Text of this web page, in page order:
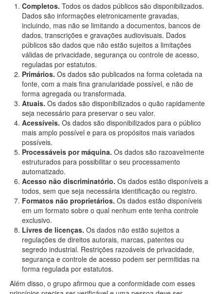
Completos. Todos os dados públicos são disponibilizados.
Dados são informações eletronicamente gravadas,
incluindo, mas não se limitando a documentos, bancos de
dados, transcrições e gravações audiovisuais. Dados
públicos são dados que não estão sujeitos a limitações
válidas de privacidade, segurança ou controle de acesso,
reguladas por estatutos.
Primários. Os dados são publicados na forma coletada na
fonte, com a mais fina granularidade possível, e não de
forma agregada ou transformada.
Atuais. Os dados são disponibilizados o quão rapidamente
seja necessário para preservar o seu valor.
Acessíveis. Os dados são disponibilizados para o público
mais amplo possível e para os propósitos mais variados
possíveis.
Processáveis por máquina. Os dados são razoavelmente
estruturados para possibilitar o seu processamento
automatizado.
Acesso não discriminatório. Os dados estão disponíveis a
todos, sem que seja necessária identificação ou registro.
Formatos não proprietários. Os dados estão disponíveis
em um formato sobre o qual nenhum ente tenha controle
exclusivo.
Livres de licenças. Os dados não estão sujeitos a
regulações de direitos autorais, marcas, patentes ou
segredo industrial. Restrições razoáveis de privacidade,
segurança e controle de acesso podem ser permitidas na
forma regulada por estatutos.
Além disso, o grupo afirmou que a conformidade com esses